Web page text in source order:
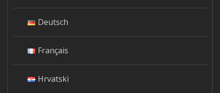
Deutsch
Français
Hrvatski